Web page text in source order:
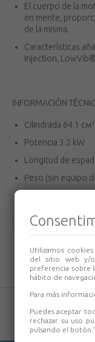
El cuerpo de la
en mente,
de la misma.
Características
Injection,
INFORMACIÓN
Cilindrada 64.1 см³
Potencia 3.2 kW
Longitud de
Peso (sin equipo
Volver
Utilizamos
del sitio web y/
preferencia sobre
hábito de
Para más
Puedes aceptar
rechazar su uso
pulsando el botón